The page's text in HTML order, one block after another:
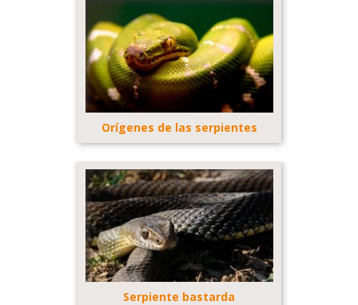
Orígenes de las serpientes
Serpiente bastarda